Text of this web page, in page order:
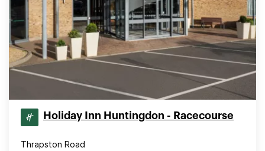
Holiday Inn Huntingdon - Racecourse
Thrapston Road